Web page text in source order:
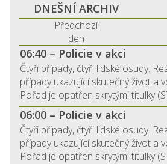
DNEŠNÍ ARCHIV
Předchozí
den
06:40 – Policie v akci
Čtyři případy, čtyři lidské osudy.
případy ukazující skutečný život a
Pořad je opatřen skrytými titulky
06:00 – Policie v akci
Čtyři případy, čtyři lidské osudy.
případy ukazující skutečný život a
Pořad je opatřen skrytými titulky